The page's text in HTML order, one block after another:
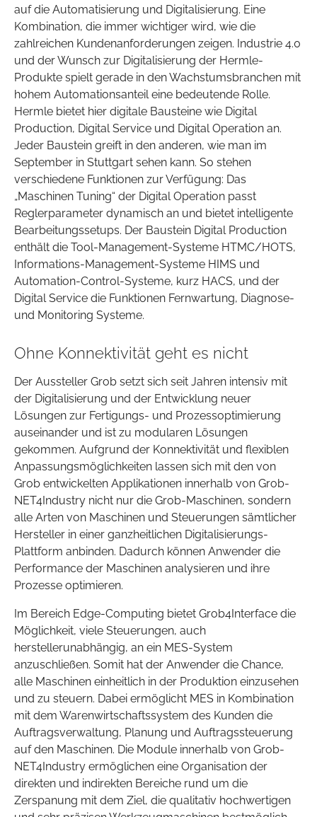
auf die Automatisierung und Digitalisierung. Eine
Kombination, die immer wichtiger wird, wie die
zahlreichen Kundenanforderungen zeigen. Industrie 4.0
und der Wunsch zur Digitalisierung der Hermle-
Produkte spielt gerade in den Wachstumsbranchen mit
hohem Automationsanteil eine bedeutende Rolle.
Hermle bietet hier digitale Bausteine wie Digital
Production, Digital Service und Digital Operation an.
Jeder Baustein greift in den anderen, wie man im
September in Stuttgart sehen kann. So stehen
verschiedene Funktionen zur Verfügung: Das
„Maschinen Tuning“ der Digital Operation passt
Reglerparameter dynamisch an und bietet intelligente
Bearbeitungssetups. Der Baustein Digital Production
enthält die Tool-Management-Systeme HTMC/HOTS,
Informations-Management-Systeme HIMS und
Automation-Control-Systeme, kurz HACS, und der
Digital Service die Funktionen Fernwartung, Diagnose-
und Monitoring Systeme.
Ohne Konnektivität geht es nicht
Der Aussteller Grob setzt sich seit Jahren intensiv mit
der Digitalisierung und der Entwicklung neuer
Lösungen zur Fertigungs- und Prozessoptimierung
auseinander und ist zu modularen Lösungen
gekommen. Aufgrund der Konnektivität und flexiblen
Anpassungsmöglichkeiten lassen sich mit den von
Grob entwickelten Applikationen innerhalb von Grob-
NET4Industry nicht nur die Grob-Maschinen, sondern
alle Arten von Maschinen und Steuerungen sämtlicher
Hersteller in einer ganzheitlichen Digitalisierungs-
Plattform anbinden. Dadurch können Anwender die
Performance der Maschinen analysieren und ihre
Prozesse optimieren.
Im Bereich Edge-Computing bietet Grob4Interface die
Möglichkeit, viele Steuerungen, auch
herstellerunabhängig, an ein MES-System
anzuschließen. Somit hat der Anwender die Chance,
alle Maschinen einheitlich in der Produktion einzusehen
und zu steuern. Dabei ermöglicht MES in Kombination
mit dem Warenwirtschaftssystem des Kunden die
Auftragsverwaltung, Planung und Auftragssteuerung
auf den Maschinen. Die Module innerhalb von Grob-
NET4Industry ermöglichen eine Organisation der
direkten und indirekten Bereiche rund um die
Zerspanung mit dem Ziel, die qualitativ hochwertigen